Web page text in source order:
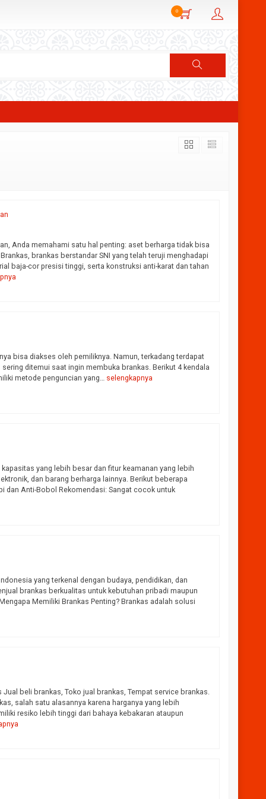
0
Anda memahami satu hal penting: aset berharga tidak bisa
brankas berstandar SNI yang telah teruji menghadapi
baja-cor presisi tinggi, serta konstruksi anti-karat dan tahan
bisa diakses oleh pemiliknya. Namun, terkadang terdapat
ditemui saat ingin membuka brankas. Berikut 4 kendala
metode penguncian yang… selengkapnya
yang lebih besar dan fitur keamanan yang lebih
dan barang berharga lainnya. Berikut beberapa
dan Anti-Bobol Rekomendasi: Sangat cocok untuk
yang terkenal dengan budaya, pendidikan, dan
brankas berkualitas untuk kebutuhan pribadi maupun
Memiliki Brankas Penting? Brankas adalah solusi
beli brankas, Toko jual brankas, Tempat service brankas.
salah satu alasannya karena harganya yang lebih
resiko lebih tinggi dari bahaya kebakaran ataupun
Tersedia